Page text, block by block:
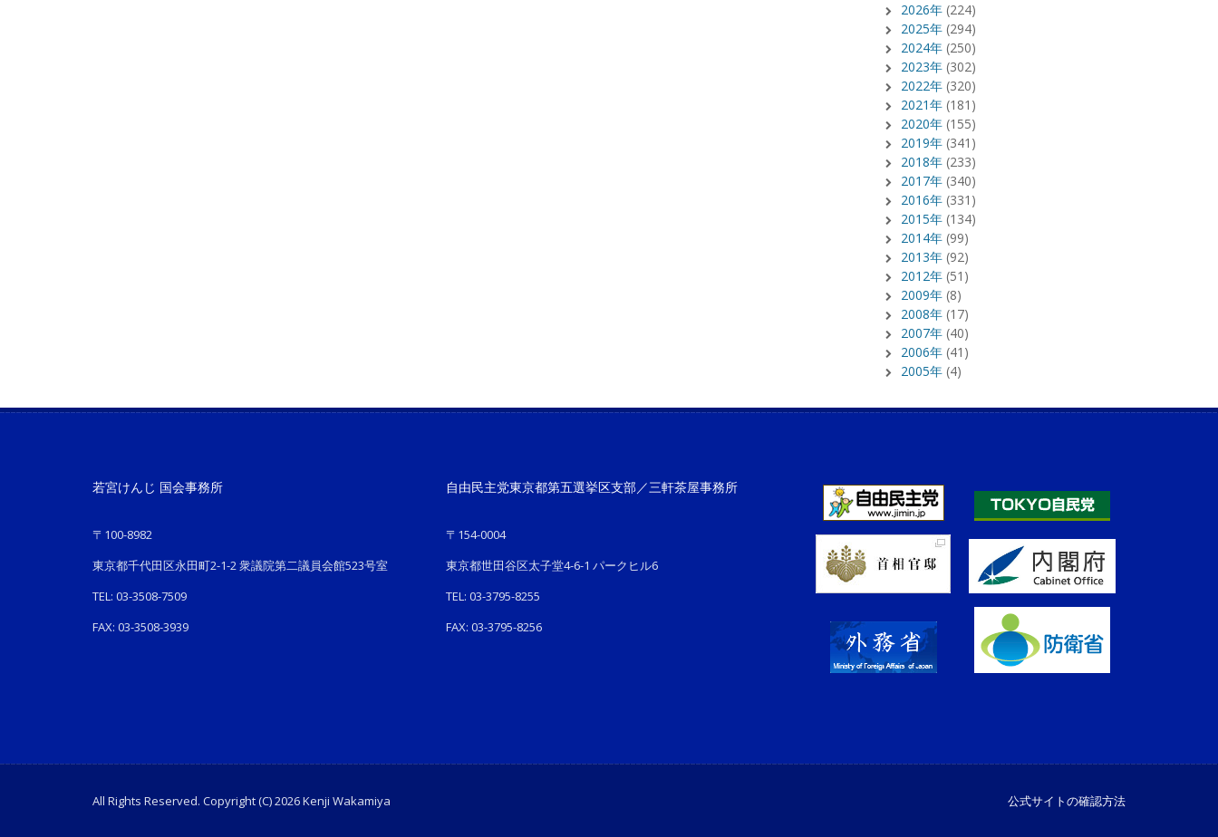
2026年 (224)
2025年 (294)
2024年 (250)
2023年 (302)
2022年 (320)
2021年 (181)
2020年 (155)
2019年 (341)
2018年 (233)
2017年 (340)
2016年 (331)
2015年 (134)
2014年 (99)
2013年 (92)
2012年 (51)
2009年 (8)
2008年 (17)
2007年 (40)
2006年 (41)
2005年 (4)
若宮けんじ 国会事務所
〒100-8982
東京都千代田区永田町2-1-2 衆議院第二議員会館523号室
TEL: 03-3508-7509
FAX: 03-3508-3939
自由民主党東京都第五選挙区支部／三軒茶屋事務所
〒154-0004
東京都世田谷区太子堂4-6-1 パークヒル6
TEL: 03-3795-8255
FAX: 03-3795-8256
All Rights Reserved. Copyright (C) 2026 Kenji Wakamiya 公式サイトの確認方法